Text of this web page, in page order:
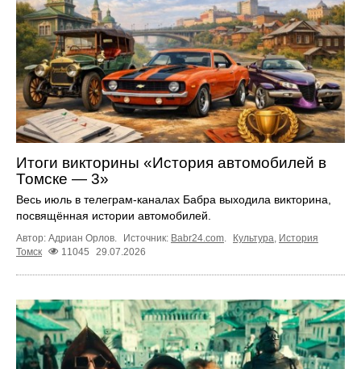
Итоги викторины «История автомобилей в
Томске — 3»
Весь июль в телеграм‑каналах Бабра выходила викторина,
посвящённая истории автомобилей.
Автор: Адриан Орлов. Источник: Babr24.com. Культура, История
Томск
11045 29.07.2026